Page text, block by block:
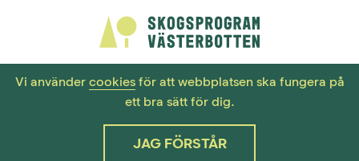
Vi använder cookiesför att webbplatsen ska fungera på
ett bra sätt för dig.
JAG FÖRSTÅR